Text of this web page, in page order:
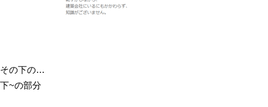
その下の…
下~の部分